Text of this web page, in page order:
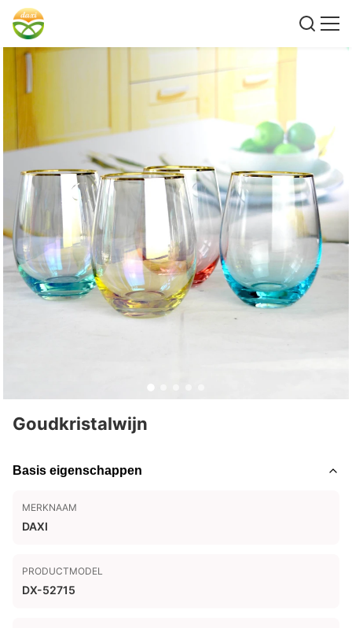
Goudkristalwijn
Basis eigenschappen
MERKNAAM
DAXI
PRODUCTMODEL
DX-52715